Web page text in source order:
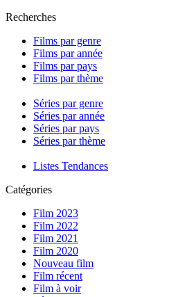
Recherches
Films par genre
Films par année
Films par pays
Films par thème
Séries par genre
Séries par année
Séries par pays
Séries par thème
Listes Tendances
Catégories
Film 2023
Film 2022
Film 2021
Film 2020
Nouveau film
Film récent
Film à voir